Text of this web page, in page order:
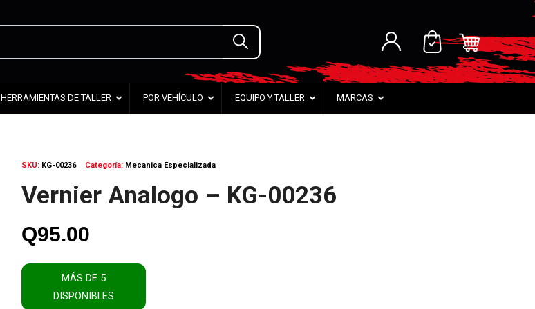
HERRAMIENTAS DE TALLER POR VEHÍCULO EQUIPO Y TALLER MARCAS
SKU: KG-00236 Categoría: Mecanica Especializada
Vernier Analogo – KG-00236
Q95.00
MÁS DE 5
DISPONIBLES